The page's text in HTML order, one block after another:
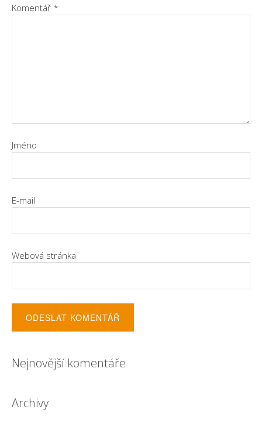
Komentář *
Jméno
E-mail
Webová stránka
Nejnovější komentáře
Archivy